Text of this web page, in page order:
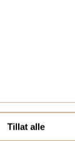
Tillat alle